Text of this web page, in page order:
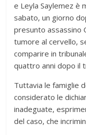
e Leyla Saylemez è
sabato, un giorno
presunto assassino
tumore al cervello,
comparire in
quattro anni dopo il
Tuttavia le famiglie
considerato le
inadeguate,
del caso, che